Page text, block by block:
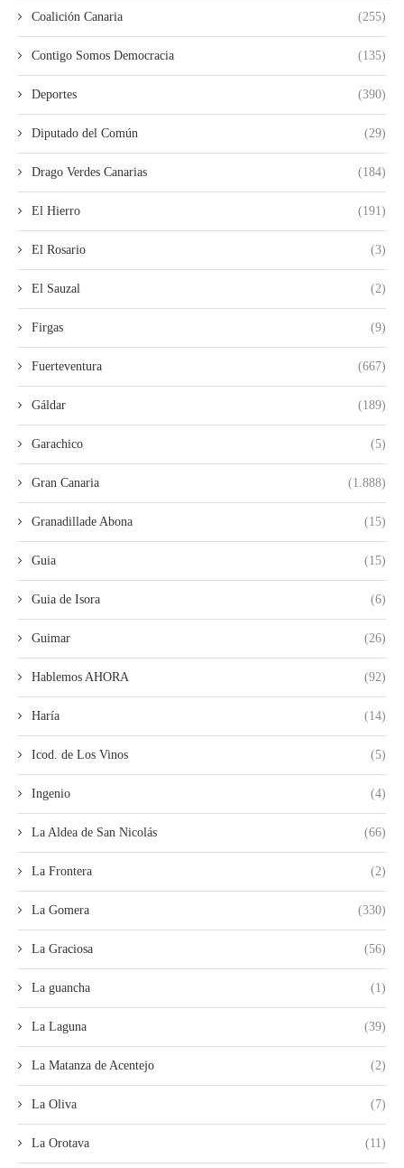
Coalición Canaria (255)
Contigo Somos Democracia (135)
Deportes (390)
Diputado del Común (29)
Drago Verdes Canarias (184)
El Hierro (191)
El Rosario (3)
El Sauzal (2)
Firgas (9)
Fuerteventura (667)
Gáldar (189)
Garachico (5)
Gran Canaria (1.888)
Granadillade Abona (15)
Guia (15)
Guia de Isora (6)
Guimar (26)
Hablemos AHORA (92)
Haría (14)
Icod. de Los Vinos (5)
Ingenio (4)
La Aldea de San Nicolás (66)
La Frontera (2)
La Gomera (330)
La Graciosa (56)
La guancha (1)
La Laguna (39)
La Matanza de Acentejo (2)
La Oliva (7)
La Orotava (11)